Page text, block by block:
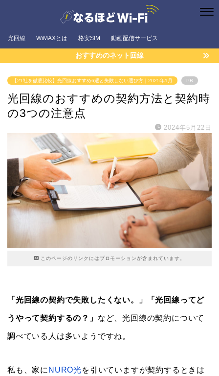
光回線 WiMAXとは 格安SIM 動画配信サービス
おすすめのネット回線
【21社を徹底比較】光回線おすすめ6選と失敗しない選び方｜2025年1月 PR
光回線のおすすめの契約方法と契約時
の3つの注意点
2024年5月22日
このページのリンクにはプロモーションが含まれています。
「光回線の契約で失敗したくない。」「光回線ってど
うやって契約するの？」 など、光回線の契約について
調べている人は多いようですね。
私も、家に NURO光を引いていますが契約するときは